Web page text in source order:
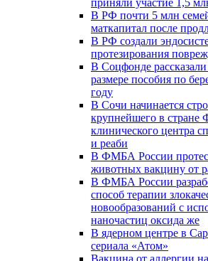
приняли участие 1,5
В РФ почти 5 млн
маткапитал после
В РФ создали
протезирования
В Соцфонде
размере пособия по
году
В Сочи начинается
крупнейшего в стране
клинического центра
и реаби
В ФМБА России
животных вакцину от
В ФМБА России
способ терапии
новообразований с
наночастиц оксида же
В ядерном центре в
сериала «Атом»
Вакцина от аллергии